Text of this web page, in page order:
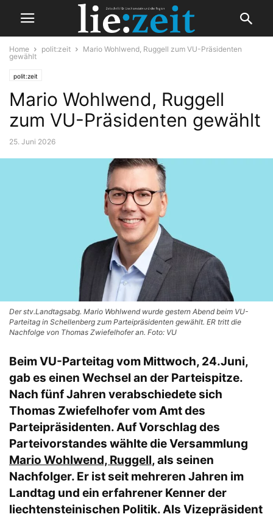
Home polit:zeit
Mario Wohlwend, Ruggell zum VU-Präsidenten
gewählt
polit:zeit
Mario Wohlwend, Ruggell
zum VU-Präsidenten gewählt
25. Juni 2026
Der stv.Landtagsabg. Mario Wohlwend wurde gestern Abend beim VU-
Parteitag in Schellenberg zum Parteipräsidenten gewählt. ER tritt die
Nachfolge von Thomas Zwiefelhofer an. Foto: VU
Beim VU-Parteitag vom Mittwoch, 24.Juni,
gab es einen Wechsel an der Parteispitze.
Nach fünf Jahren verabschiedete sich
Thomas Zwiefelhofer vom Amt des
Parteipräsidenten. Auf Vorschlag des
Parteivorstandes wählte die Versammlung
Mario Wohlwend, Ruggell, als seinen
Nachfolger. Er ist seit mehreren Jahren im
Landtag und ein erfahrener Kenner der
liechtensteinischen Politik. Als Vizepräsident